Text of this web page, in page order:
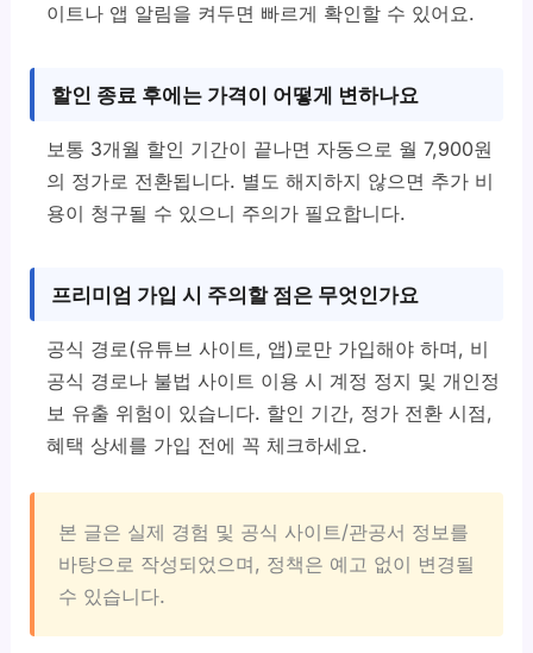
이트나 앱 알림을 켜두면 빠르게 확인할 수 있어요.
할인 종료 후에는 가격이 어떻게 변하나요
보통 3개월 할인 기간이 끝나면 자동으로 월 7,900원
의 정가로 전환됩니다. 별도 해지하지 않으면 추가 비
용이 청구될 수 있으니 주의가 필요합니다.
프리미엄 가입 시 주의할 점은 무엇인가요
공식 경로(유튜브 사이트, 앱)로만 가입해야 하며, 비
공식 경로나 불법 사이트 이용 시 계정 정지 및 개인정
보 유출 위험이 있습니다. 할인 기간, 정가 전환 시점,
혜택 상세를 가입 전에 꼭 체크하세요.
본 글은 실제 경험 및 공식 사이트/관공서 정보를
바탕으로 작성되었으며, 정책은 예고 없이 변경될
수 있습니다.